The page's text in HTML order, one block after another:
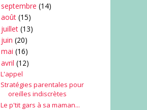
septembre (14)
août (15)
juillet (13)
juin (20)
mai (16)
avril (12)
L'appel
Stratégies parentales pour
oreilles indiscrètes
Le p'tit gars à sa maman...